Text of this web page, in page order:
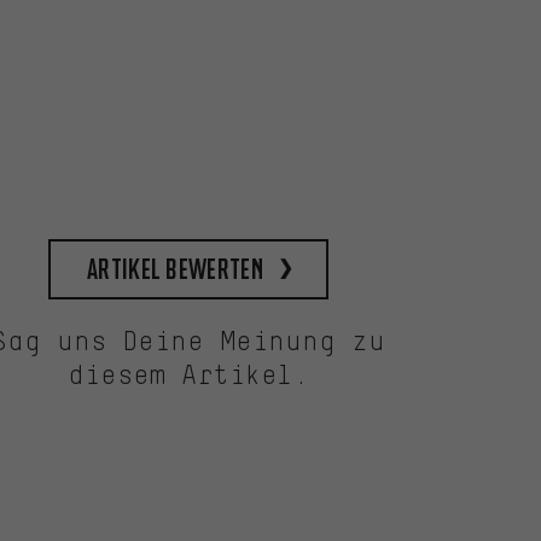
Artikel bewerten
uns Deine Meinung zu
diesem Artikel.